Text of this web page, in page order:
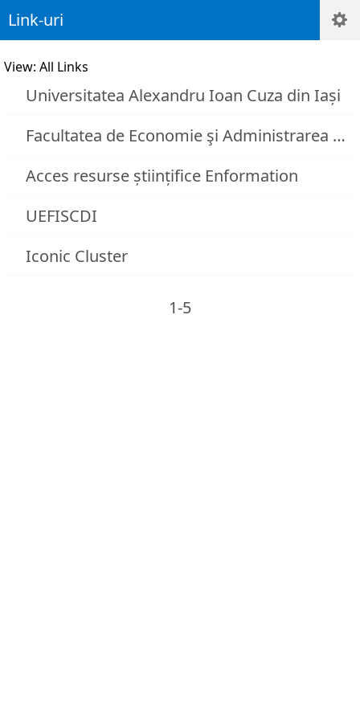
Link-uri
View: All Links
Universitatea Alexandru Ioan Cuza din Iași
Facultatea de Economie şi Administrarea Afacerilor (FEAA)
Acces resurse științifice Enformation
UEFISCDI
Iconic Cluster
1-5